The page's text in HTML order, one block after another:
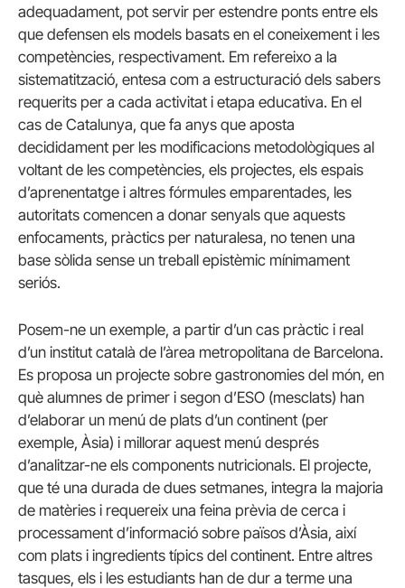
adequadament, pot servir per estendre ponts entre els
que defensen els models basats en el coneixement i les
competències, respectivament. Em refereixo a la
sistematització, entesa com a estructuració dels sabers
requerits per a cada activitat i etapa educativa. En el
cas de Catalunya, que fa anys que aposta
decididament per les modificacions metodològiques al
voltant de les competències, els projectes, els espais
d’aprenentatge i altres fórmules emparentades, les
autoritats comencen a donar senyals que aquests
enfocaments, pràctics per naturalesa, no tenen una
base sòlida sense un treball epistèmic mínimament
seriós.
Posem-ne un exemple, a partir d’un cas pràctic i real
d’un institut català de l’àrea metropolitana de Barcelona.
Es proposa un projecte sobre gastronomies del món, en
què alumnes de primer i segon d’ESO (mesclats) han
d’elaborar un menú de plats d’un continent (per
exemple, Àsia) i millorar aquest menú després
d’analitzar-ne els components nutricionals. El projecte,
que té una durada de dues setmanes, integra la majoria
de matèries i requereix una feina prèvia de cerca i
processament d’informació sobre països d’Àsia, així
com plats i ingredients típics del continent. Entre altres
tasques, els i les estudiants han de dur a terme una